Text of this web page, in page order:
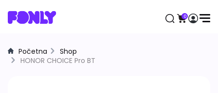
Aktuelno
0
Početna
Shop
HONOR CHOICE Pro BT